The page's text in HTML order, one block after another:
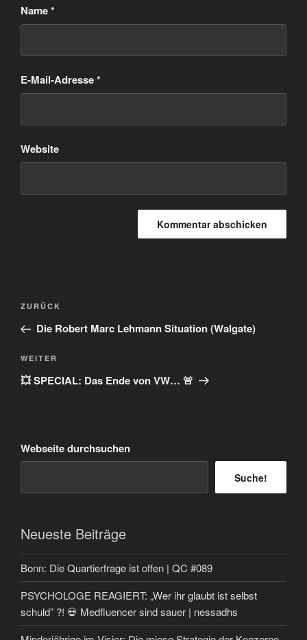
Name*
E-Mail-Adresse*
Website
Beitragsnavigation
Vorheriger
Beitrag
ZURÜCK
Die Robert Marc Lehmann Situation (Walgate)
Nächster
Beitrag
WEITER
💥 SPECIAL: Das Ende von VW… 🚨
Webseite durchsuchen
Suche!
Neueste Beiträge
Bonn: Die Quartierfrage ist offen | QC #089
PSYCHOLOGE REAGIERT: „Wer ihr glaubt ist selbst
schuld” ?! 💀 Medfluencer sind sauer | nessadhs